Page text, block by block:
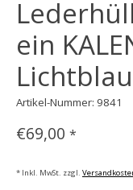
ein
Artikel-Nummer: 9841
€69,00 *
* Inkl. MwSt. zzgl.